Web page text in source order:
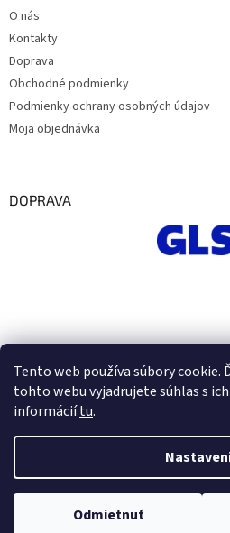
Tento web používa súbory cookie.
tohto webu vyjadrujete súhlas s
informáciítu.
Odmietnuť
O nás
Kontakty
Doprava
Obchodné podmienky
Podmienky ochrany osobných údajov
Moja objednávka
DOPRAVA
Vytvoril
Copyright 2026Euro Office .